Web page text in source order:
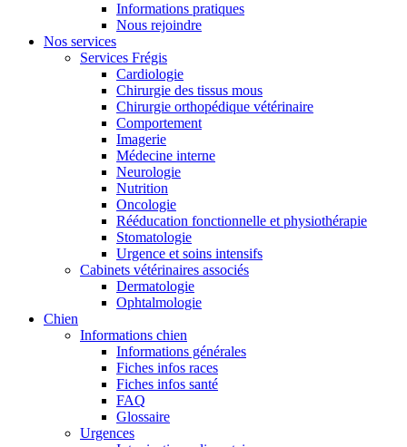
Informations pratiques
Nous rejoindre
Nos services
Services Frégis
Cardiologie
Chirurgie des tissus mous
Chirurgie orthopédique vétérinaire
Comportement
Imagerie
Médecine interne
Neurologie
Nutrition
Oncologie
Rééducation fonctionnelle et physiothérapie
Stomatologie
Urgence et soins intensifs
Cabinets vétérinaires associés
Dermatologie
Ophtalmologie
Chien
Informations chien
Informations générales
Fiches infos races
Fiches infos santé
FAQ
Glossaire
Urgences